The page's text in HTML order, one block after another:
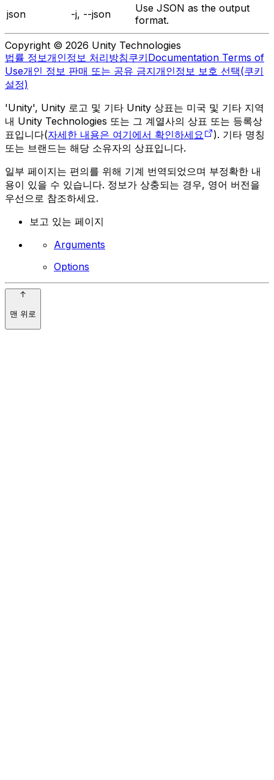
json
-j, --json
Use JSON as the output
format.
Copyright © 2026 Unity Technologies
법률 정보개인정보 처리방침쿠키Documentation Terms of
Use개인 정보 판매 또는 공유 금지개인정보 보호 선택(쿠키
설정)
'Unity', Unity 로고 및 기타 Unity 상표는 미국 및 기타 지역
내 Unity Technologies 또는 그 계열사의 상표 또는 등록상
표입니다(자세한 내용은 여기에서 확인하세요
). 기타 명칭
또는 브랜드는 해당 소유자의 상표입니다.
일부 페이지는 편의를 위해 기계 번역되었으며 부정확한 내
용이 있을 수 있습니다. 정보가 상충되는 경우, 영어 버전을
우선으로 참조하세요.
보고 있는 페이지
Arguments
Options
맨 위로